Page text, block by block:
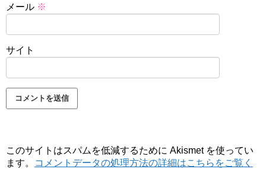
メール ※
サイト
このサイトはスパムを低減するために Akismet を使ってい
ます。
コメントデータの処理方法の詳細はこちらをご覧く